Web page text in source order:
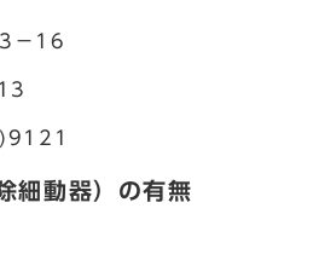
－16
細動器）の有無